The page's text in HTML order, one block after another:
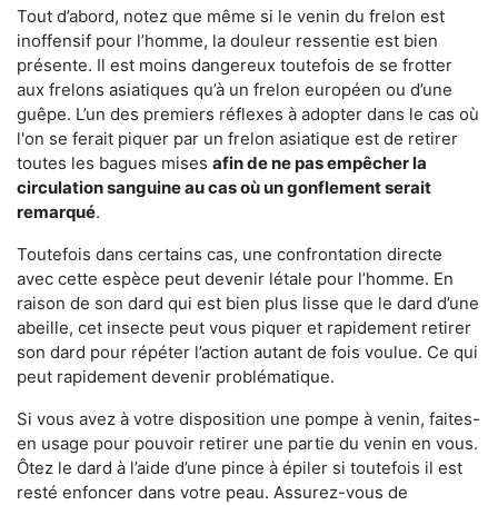
Tout d’abord, notez que même si le venin du frelon est
inoffensif pour l’homme, la douleur ressentie est bien
présente. Il est moins dangereux toutefois de se frotter
aux frelons asiatiques qu’à un frelon européen ou d’une
guêpe. L’un des premiers réflexes à adopter dans le cas où
l'on se ferait piquer par un frelon asiatique est de retirer
toutes les bagues mises afin de ne pas empêcher la
circulation sanguine au cas où un gonflement serait
remarqué.
Toutefois dans certains cas, une confrontation directe
avec cette espèce peut devenir létale pour l’homme. En
raison de son dard qui est bien plus lisse que le dard d’une
abeille, cet insecte peut vous piquer et rapidement retirer
son dard pour répéter l’action autant de fois voulue. Ce qui
peut rapidement devenir problématique.
Si vous avez à votre disposition une pompe à venin, faites-
en usage pour pouvoir retirer une partie du venin en vous.
Ôtez le dard à l’aide d’une pince à épiler si toutefois il est
resté enfoncer dans votre peau. Assurez-vous de